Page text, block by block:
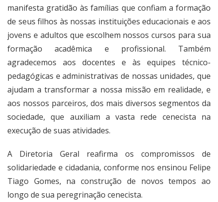
manifesta gratidão às famílias que confiam a formação
de seus filhos às nossas instituições educacionais e aos
jovens e adultos que escolhem nossos cursos para sua
formação acadêmica e profissional. Também
agradecemos aos docentes e às equipes técnico-
pedagógicas e administrativas de nossas unidades, que
ajudam a transformar a nossa missão em realidade, e
aos nossos parceiros, dos mais diversos segmentos da
sociedade, que auxiliam a vasta rede cenecista na
execução de suas atividades.
A Diretoria Geral reafirma os compromissos de
solidariedade e cidadania, conforme nos ensinou Felipe
Tiago Gomes, na construção de novos tempos ao
longo de sua peregrinação cenecista.